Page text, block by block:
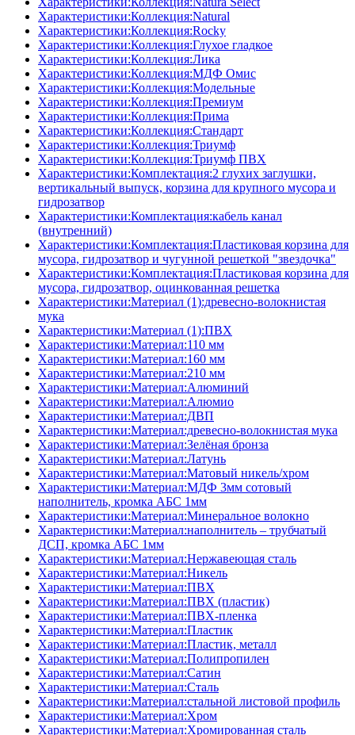
Характеристики:Коллекция:Natural
Характеристики:Коллекция:Rocky
Характеристики:Коллекция:Глухое гладкое
Характеристики:Коллекция:Лика
Характеристики:Коллекция:МДФ Омис
Характеристики:Коллекция:Модельные
Характеристики:Коллекция:Премиум
Характеристики:Коллекция:Прима
Характеристики:Коллекция:Стандарт
Характеристики:Коллекция:Триумф
Характеристики:Коллекция:Триумф ПВХ
Характеристики:Комплектация:2 глухих заглушки,
вертикальный выпуск, корзина для крупного мусора и
гидрозатвор
Характеристики:Комплектация:кабель канал
(внутренний)
Характеристики:Комплектация:Пластиковая корзина для
мусора, гидрозатвор и чугунной решеткой "звездочка"
Характеристики:Комплектация:Пластиковая корзина для
мусора, гидрозатвор, оцинкованная решетка
Характеристики:Материал (1):древесно-волокнистая
мука
Характеристики:Материал (1):ПВХ
Характеристики:Материал:110 мм
Характеристики:Материал:160 мм
Характеристики:Материал:210 мм
Характеристики:Материал:Алюминий
Характеристики:Материал:Алюмио
Характеристики:Материал:ДВП
Характеристики:Материал:древесно-волокнистая мука
Характеристики:Материал:Зелёная бронза
Характеристики:Материал:Латунь
Характеристики:Материал:Матовый никель/хром
Характеристики:Материал:МДФ 3мм сотовый
наполнитель, кромка AБC 1мм
Характеристики:Материал:Минеральное волокно
Характеристики:Материал:наполнитель – трубчатый
ДСП, кромка AБC 1мм
Характеристики:Материал:Нержавеющая сталь
Характеристики:Материал:Никель
Характеристики:Материал:ПВХ
Характеристики:Материал:ПВХ (пластик)
Характеристики:Материал:ПВХ-пленка
Характеристики:Материал:Пластик
Характеристики:Материал:Пластик, металл
Характеристики:Материал:Полипропилен
Характеристики:Материал:Сатин
Характеристики:Материал:Сталь
Характеристики:Материал:стальной листовой профиль
Характеристики:Материал:Хром
Характеристики:Материал:Хромированная сталь